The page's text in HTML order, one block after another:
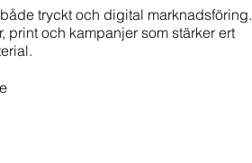
tryckt och digital marknadsföring.
och kampanjer som stärker ert